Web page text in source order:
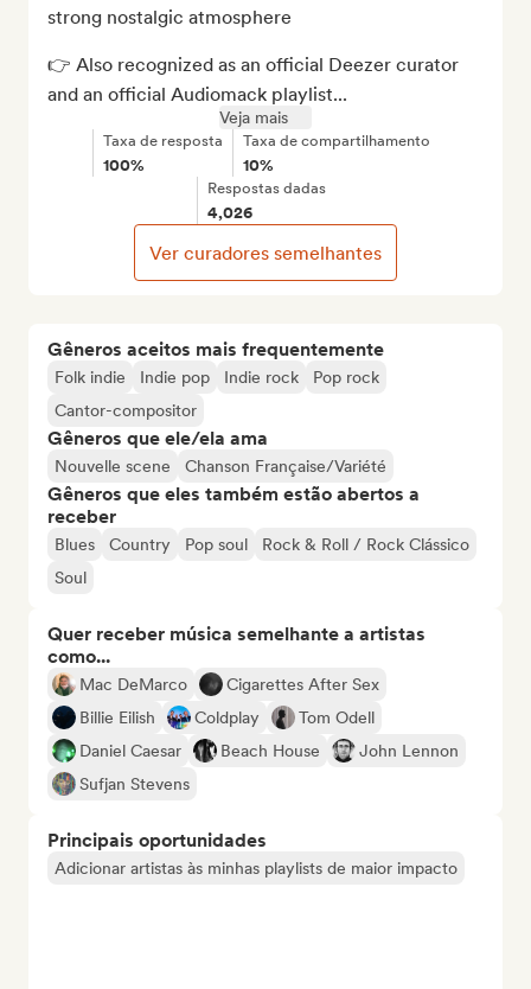
Gêneros aceitos mais frequentemente
Folk indie Indie pop Indie rock
Pop rock
Cantor-compositor
Gêneros que ele/ela ama
Nouvelle scene Chanson Française/Variété
Gêneros que eles também estão abertos a
receber
Blues Country Pop soul
Rock & Roll / Rock Clássico
Soul
Quer receber música semelhante a artistas
como...
Mac DeMarco
Cigarettes After Sex
Billie Eilish
Coldplay
Tom Odell
Daniel Caesar
Beach House
John Lennon
Sufjan Stevens
Principais oportunidades
Adicionar artistas às minhas playlists de maior impacto
strong nostalgic atmosphere
👉 Also recognized as an official Deezer curator
and an official Audiomack playlist...
Veja mais
Taxa de resposta
100%
Taxa de compartilhamento
10%
Respostas dadas
4,026
Ver curadores semelhantes